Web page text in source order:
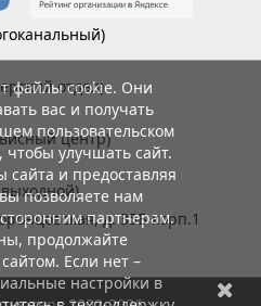
отдел)
центр)
д. 35Б корп.1
файлы cookie. Они
вас и получать
пользовательском
улучшать сайт.
и предоставляя
позволяете нам
партнерам.
продолжайте
Если нет –
настройки в